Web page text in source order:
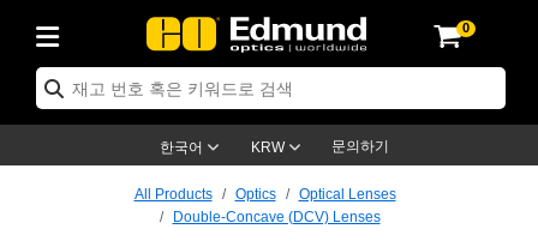
0
한국어 KRW 문의하기
Optics
and Electronics
Lenses
이트 & 조명
Targets
& Detection
& Production
Handling Tools
By Application
By Brand
ProductsProducts
Products
All Products Optics
Optical Lenses
Double-Concave (DCV) Lenses